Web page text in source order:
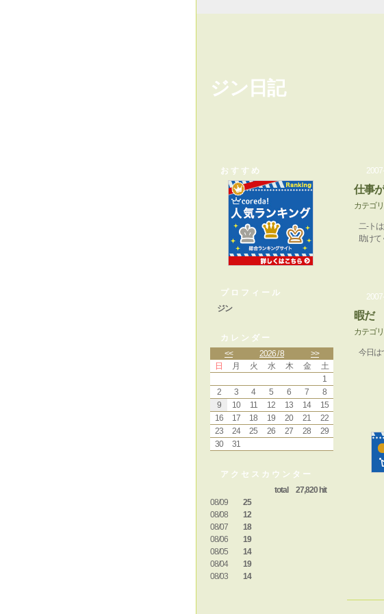
ジン日記
おすすめ
プロフィール
ジン
カレンダー
<<
2026 / 8
>>
日
月 火 水 木 金
土
1
2
3 4 5 6 7
8
9
10 11 12 13 14
15
16
17 18 19 20 21
22
23
24 25 26 27 28
29
30
31
アクセスカウンター
total 27,820 hit
08/09
25
08/08
12
08/07
18
08/06
19
08/05
14
08/04
19
08/03
14
仕事
カテゴリ
二-ト
助けて
暇だ
カテゴリ
今日は